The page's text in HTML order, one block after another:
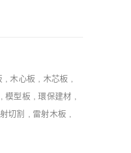
木心板 木芯板
,模型板 ,環保建材
切割 雷射木板